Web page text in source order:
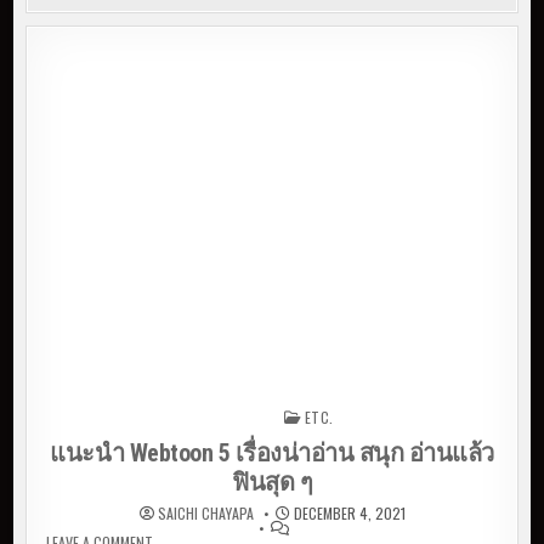
ETC.
แนะนำ Webtoon 5 เรื่องน่าอ่าน สนุก อ่านแล้ว
ฟินสุด ๆ
SAICHI CHAYAPA
DECEMBER 4, 2021